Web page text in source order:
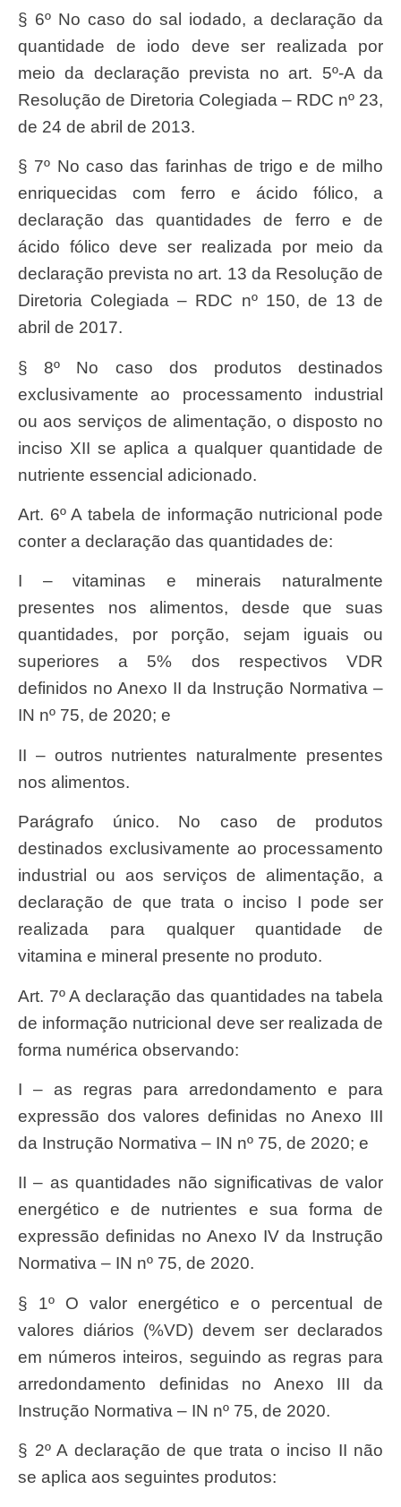
§ 6º No caso do sal iodado, a declaração da
quantidade de iodo deve ser realizada por
meio da declaração prevista no art. 5º-A da
Resolução de Diretoria Colegiada – RDC nº 23,
de 24 de abril de 2013.
§ 7º No caso das farinhas de trigo e de milho
enriquecidas com ferro e ácido fólico, a
declaração das quantidades de ferro e de
ácido fólico deve ser realizada por meio da
declaração prevista no art. 13 da Resolução de
Diretoria Colegiada – RDC nº 150, de 13 de
abril de 2017.
§ 8º No caso dos produtos destinados
exclusivamente ao processamento industrial
ou aos serviços de alimentação, o disposto no
inciso XII se aplica a qualquer quantidade de
nutriente essencial adicionado.
Art. 6º A tabela de informação nutricional pode
conter a declaração das quantidades de:
I – vitaminas e minerais naturalmente
presentes nos alimentos, desde que suas
quantidades, por porção, sejam iguais ou
superiores a 5% dos respectivos VDR
definidos no Anexo II da Instrução Normativa –
IN nº 75, de 2020; e
II – outros nutrientes naturalmente presentes
nos alimentos.
Parágrafo único. No caso de produtos
destinados exclusivamente ao processamento
industrial ou aos serviços de alimentação, a
declaração de que trata o inciso I pode ser
realizada para qualquer quantidade de
vitamina e mineral presente no produto.
Art. 7º A declaração das quantidades na tabela
de informação nutricional deve ser realizada de
forma numérica observando:
I – as regras para arredondamento e para
expressão dos valores definidas no Anexo III
da Instrução Normativa – IN nº 75, de 2020; e
II – as quantidades não significativas de valor
energético e de nutrientes e sua forma de
expressão definidas no Anexo IV da Instrução
Normativa – IN nº 75, de 2020.
§ 1º O valor energético e o percentual de
valores diários (%VD) devem ser declarados
em números inteiros, seguindo as regras para
arredondamento definidas no Anexo III da
Instrução Normativa – IN nº 75, de 2020.
§ 2º A declaração de que trata o inciso II não
se aplica aos seguintes produtos: